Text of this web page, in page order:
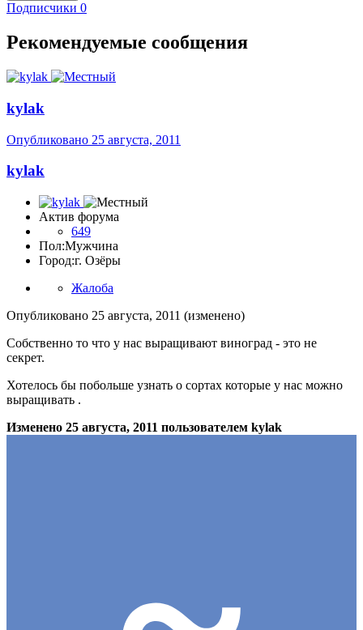
Подписчики 0
Рекомендуемые сообщения
kylak
Опубликовано 25 августа, 2011
kylak
Актив форума
649
Пол:Мужчина
Город:г. Озёры
Жалоба
Опубликовано 25 августа, 2011 (изменено)
Собственно то что у нас выращивают виноград - это не
секрет.
Хотелось бы побольше узнать о сортах которые у нас можно
выращивать .
Изменено 25 августа, 2011 пользователем kylak